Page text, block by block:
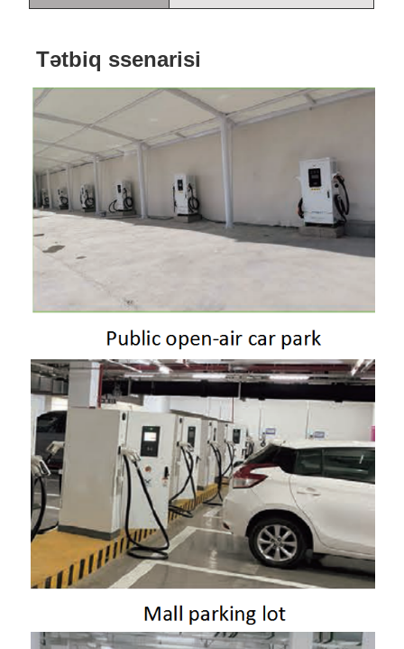
Tətbiq ssenarisi